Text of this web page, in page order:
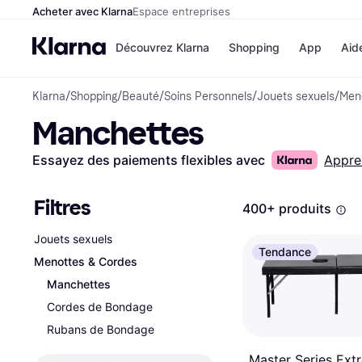
Acheter avec KlarnaEspace entreprises
Découvrez Klarna
Options de
Payer maintenant
Paiement en 3 fois
Klarna sur Apple Pay
Shopping
Magasins
Temu
Voir tous les
App
Klarna/Shopping/Beauté/Soins Personnels/Jouets sexuels/
Manchettes
Essayez des paiements flexibles avec
Filtres
Jouets sexuels
Menottes & Cordes
Manchettes
Cordes de Bondage
Rubans de Bondage
400+ produits
Tendance